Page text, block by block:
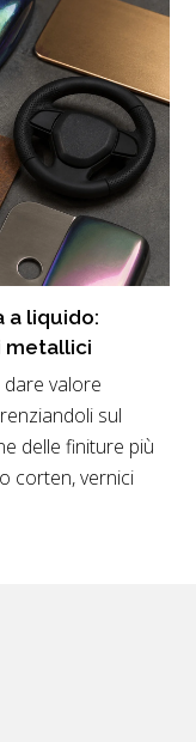
a liquido:
metallici
valore
sul
delle finiture più
corten, vernici